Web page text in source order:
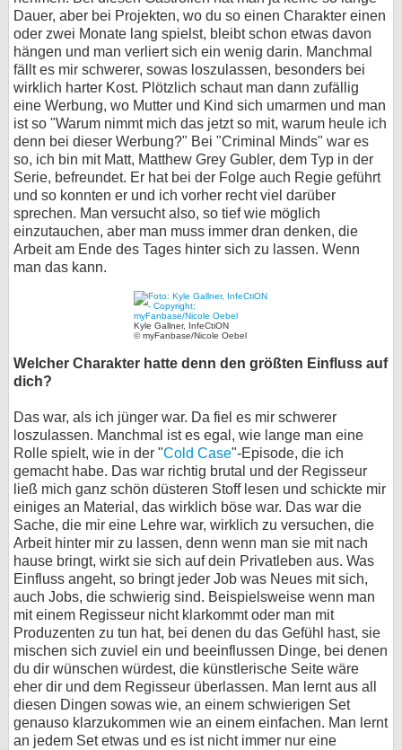
Dauer, aber bei Projekten, wo du so einen Charakter einen
oder zwei Monate lang spielst, bleibt schon etwas davon
hängen und man verliert sich ein wenig darin. Manchmal
fällt es mir schwerer, sowas loszulassen, besonders bei
wirklich harter Kost. Plötzlich schaut man dann zufällig
eine Werbung, wo Mutter und Kind sich umarmen und man
ist so "Warum nimmt mich das jetzt so mit, warum heule ich
denn bei dieser Werbung?" Bei "Criminal Minds" war es
so, ich bin mit Matt, Matthew Grey Gubler, dem Typ in der
Serie, befreundet. Er hat bei der Folge auch Regie geführt
und so konnten er und ich vorher recht viel darüber
sprechen. Man versucht also, so tief wie möglich
einzutauchen, aber man muss immer dran denken, die
Arbeit am Ende des Tages hinter sich zu lassen. Wenn
man das kann.
Kyle Gallner, InfeCtiON
© myFanbase/Nicole Oebel
Welcher Charakter hatte denn den größten Einfluss auf
dich?
Das war, als ich jünger war. Da fiel es mir schwerer
loszulassen. Manchmal ist es egal, wie lange man eine
Rolle spielt, wie in der "Cold Case"-Episode, die ich
gemacht habe. Das war richtig brutal und der Regisseur
ließ mich ganz schön düsteren Stoff lesen und schickte mir
einiges an Material, das wirklich böse war. Das war die
Sache, die mir eine Lehre war, wirklich zu versuchen, die
Arbeit hinter mir zu lassen, denn wenn man sie mit nach
hause bringt, wirkt sie sich auf dein Privatleben aus. Was
Einfluss angeht, so bringt jeder Job was Neues mit sich,
auch Jobs, die schwierig sind. Beispielsweise wenn man
mit einem Regisseur nicht klarkommt oder man mit
Produzenten zu tun hat, bei denen du das Gefühl hast, sie
mischen sich zuviel ein und beeinflussen Dinge, bei denen
du dir wünschen würdest, die künstlerische Seite wäre
eher dir und dem Regisseur überlassen. Man lernt aus all
diesen Dingen sowas wie, an einem schwierigen Set
genauso klarzukommen wie an einem einfachen. Man lernt
an jedem Set etwas und es ist nicht immer nur eine